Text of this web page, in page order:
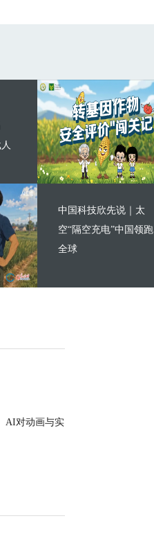
中国科技欣先说｜太
空“隔空充电”中国领跑
全球
AI对动画与实